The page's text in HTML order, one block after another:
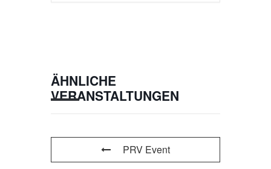
ÄHNLICHE
VERANSTALTUNGEN
PRV Event